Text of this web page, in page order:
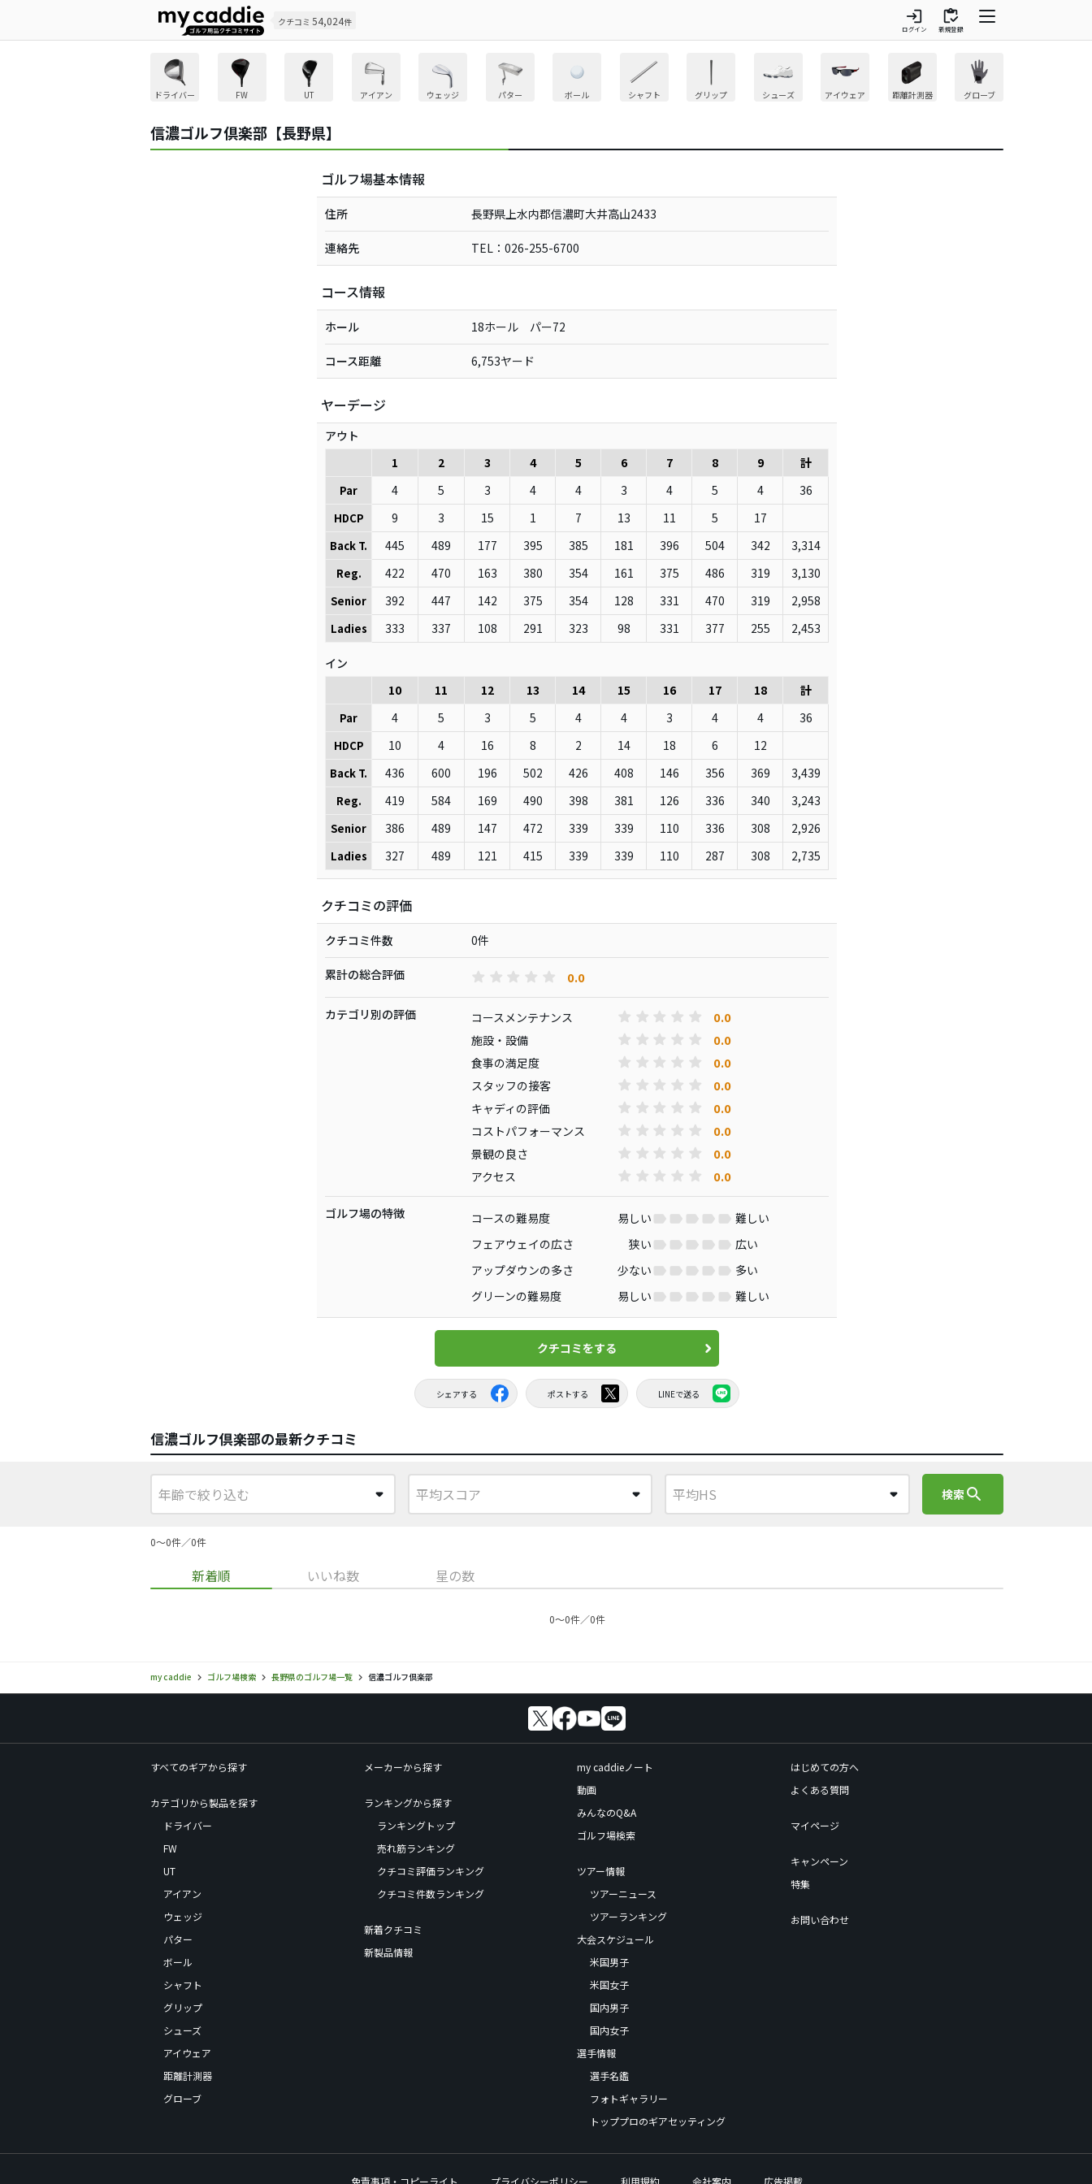
クチコミ 54,024件 login
ログイン
inventory
新規登録
ドライバー FW UT アイアン ウェッジ パター ボール シャフト グリップ シューズ アイウェア 距離計測器 グローブ
信濃ゴルフ倶楽部【長野県】
ゴルフ場基本情報
住所 長野県上水内郡信濃町大井高山2433
連絡先 TEL：026-255-6700
コース情報
ホール 18ホール パー72
コース距離 6,753ヤード
ヤーデージ
アウト
1
2 3 4 5 6 7 8 9 計
Par 4 5 3 4 4 3 4 5 4 36
HDCP 9 3 15 1 7 13 11 5 17
Back T. 445 489 177 395 385 181 396 504 342 3,314
Reg. 422 470 163 380 354 161 375 486 319 3,130
Senior 392 447 142 375 354 128 331 470 319 2,958
Ladies 333 337 108 291 323 98 331 377 255 2,453
イン
10
11 12 13 14 15 16 17 18 計
Par 4 5 3 5 4 4 3 4 4 36
HDCP 10 4 16 8 2 14 18 6 12
Back T. 436 600 196 502 426 408 146 356 369 3,439
Reg. 419 584 169 490 398 381 126 336 340 3,243
Senior 386 489 147 472 339 339 110 336 308 2,926
Ladies 327 489 121 415 339 339 110 287 308 2,735
クチコミの評価
クチコミ件数 0件
累計の総合評価 0.0
カテゴリ別の評価 コースメンテナンス 0.0
施設・設備 0.0
食事の満足度 0.0
スタッフの接客 0.0
キャディの評価 0.0
コストパフォーマンス 0.0
景観の良さ 0.0
アクセス 0.0
ゴルフ場の特徴 コースの難易度 易しい
難しい
フェアウェイの広さ
狭い
広い
アップダウンの多さ
少ない
多い
グリーンの難易度
易しい 難しい
クチコミをする
シェアする ポストする LINEで送る
信濃ゴルフ倶楽部の最新クチコミ
検索search
0〜0件／0件
新着順 いいね数 星の数
0〜0件／0件
my caddie ゴルフ場検索 長野県のゴルフ場一覧 信濃ゴルフ倶楽部
すべてのギアから探す
カテゴリから製品を探す
ドライバー
FW
UT
アイアン
ウェッジ
パター
ボール
シャフト
グリップ
シューズ
アイウェア
距離計測器
グローブ
メーカーから探す
ランキングから探す
ランキングトップ
売れ筋ランキング
クチコミ評価ランキング
クチコミ件数ランキング
新着クチコミ
新製品情報
my caddieノート
動画
みんなのQ&A
ゴルフ場検索
ツアー情報
ツアーニュース
ツアーランキング
大会スケジュール
米国男子
米国女子
国内男子
国内女子
選手情報
選手名鑑
フォトギャラリー
トッププロのギアセッティング
はじめての方へ
よくある質問
マイページ
キャンペーン
特集
お問い合わせ
免責事項・コピーライト プライバシーポリシー 利用規約 会社案内 広告掲載